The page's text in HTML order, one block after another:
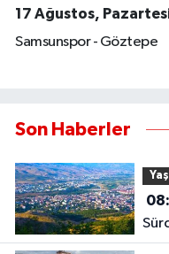
17 Ağustos,
Samsunspor - Göztepe
Son Haberler